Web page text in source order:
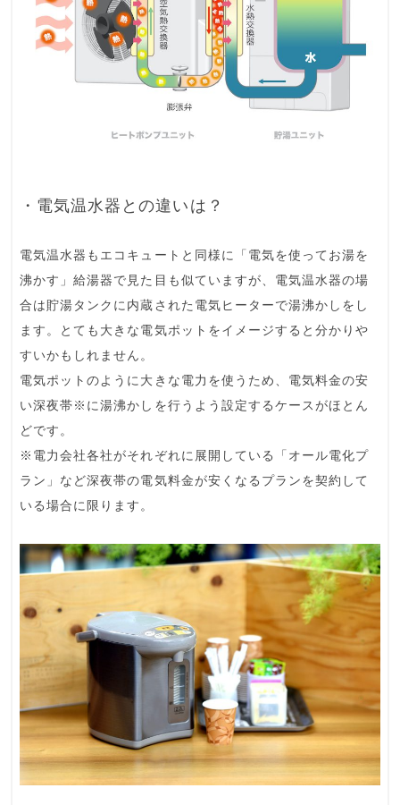
・電気温水器との違いは？
電気温水器もエコキュートと同様に「電気を使ってお湯を
沸かす」給湯器で見た目も似ていますが、電気温水器の場
合は貯湯タンクに内蔵された電気ヒーターで湯沸かしをし
ます。とても大きな電気ポットをイメージすると分かりや
すいかもしれません。
電気ポットのように大きな電力を使うため、電気料金の安
い深夜帯※に湯沸かしを行うよう設定するケースがほとん
どです。
※電力会社各社がそれぞれに展開している「オール電化プ
ラン」など深夜帯の電気料金が安くなるプランを契約して
いる場合に限ります。